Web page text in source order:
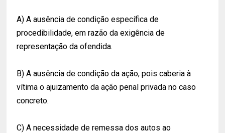
A) A ausência de condição específica de
procedibilidade, em razão da exigência de
representação da ofendida.
B) A ausência de condição da ação, pois caberia à
vítima o ajuizamento da ação penal privada no caso
concreto.
C) A necessidade de remessa dos autos ao